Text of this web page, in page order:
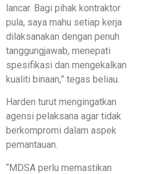
lancar. Bagi pihak kontraktor
pula, saya mahu setiap kerja
dilaksanakan dengan penuh
tanggungjawab, menepati
spesifikasi dan mengekalkan
kualiti binaan,” tegas beliau.
Harden turut mengingatkan
agensi pelaksana agar tidak
berkompromi dalam aspek
pemantauan.
“MDSA perlu memastikan